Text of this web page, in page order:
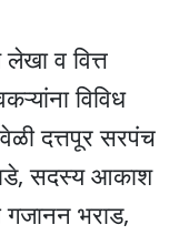
लेखा व वित्त
विविध
दत्तपूर सरपंच
सदस्य आकाश
गजानन भराड,